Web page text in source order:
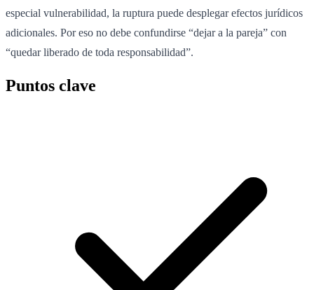
especial vulnerabilidad, la ruptura puede desplegar efectos jurídicos
adicionales. Por eso no debe confundirse “dejar a la pareja” con
“quedar liberado de toda responsabilidad”.
Puntos clave